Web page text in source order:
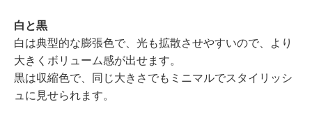
白と黒
白は典型的な膨張色で、光も拡散させやすいので、より
大きくボリューム感が出せます。
黒は収縮色で、同じ大きさでもミニマルでスタイリッシ
ュに見せられます。